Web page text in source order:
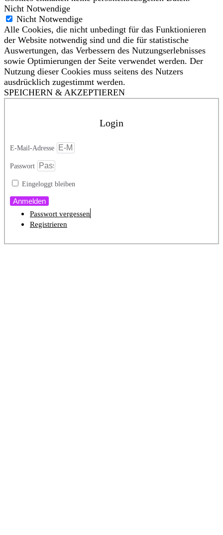
Nicht Notwendige
Nicht Notwendige
Alle Cookies, die nicht unbedingt für das Funktionieren
der Website notwendig sind und die für statistische
Auswertungen, das Verbessern des Nutzungserlebnisses
sowie Optimierungen der Seite verwendet werden. Der
Nutzung dieser Cookies muss seitens des Nutzers
ausdrücklich zugestimmt werden.
SPEICHERN & AKZEPTIEREN
Login
E-Mail-Adresse
Passwort
Eingeloggt bleiben
Anmelden
Passwort vergessen
Registrieren